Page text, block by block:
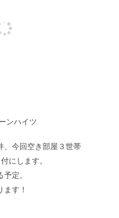
ンハイツ
、今回空き部屋３世帯
にします。
定。
す！